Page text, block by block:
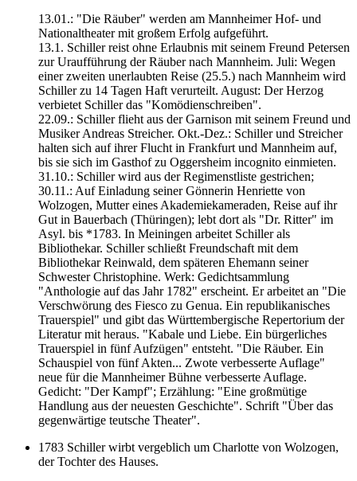
13.01.: "Die Räuber" werden am Mannheimer Hof- und
Nationaltheater mit großem Erfolg aufgeführt.
13.1. Schiller reist ohne Erlaubnis mit seinem Freund Petersen
zur Uraufführung der Räuber nach Mannheim. Juli: Wegen
einer zweiten unerlaubten Reise (25.5.) nach Mannheim wird
Schiller zu 14 Tagen Haft verurteilt. August: Der Herzog
verbietet Schiller das "Komödienschreiben".
22.09.: Schiller flieht aus der Garnison mit seinem Freund und
Musiker Andreas Streicher. Okt.-Dez.: Schiller und Streicher
halten sich auf ihrer Flucht in Frankfurt und Mannheim auf,
bis sie sich im Gasthof zu Oggersheim incognito einmieten.
31.10.: Schiller wird aus der Regimenstliste gestrichen;
30.11.: Auf Einladung seiner Gönnerin Henriette von
Wolzogen, Mutter eines Akademiekameraden, Reise auf ihr
Gut in Bauerbach (Thüringen); lebt dort als "Dr. Ritter" im
Asyl. bis *1783. In Meiningen arbeitet Schiller als
Bibliothekar. Schiller schließt Freundschaft mit dem
Bibliothekar Reinwald, dem späteren Ehemann seiner
Schwester Christophine. Werk: Gedichtsammlung
"Anthologie auf das Jahr 1782" erscheint. Er arbeitet an "Die
Verschwörung des Fiesco zu Genua. Ein republikanisches
Trauerspiel" und gibt das Württembergische Repertorium der
Literatur mit heraus. "Kabale und Liebe. Ein bürgerliches
Trauerspiel in fünf Aufzügen" entsteht. "Die Räuber. Ein
Schauspiel von fünf Akten... Zwote verbesserte Auflage"
neue für die Mannheimer Bühne verbesserte Auflage.
Gedicht: "Der Kampf"; Erzählung: "Eine großmütige
Handlung aus der neuesten Geschichte". Schrift "Über das
gegenwärtige teutsche Theater".
1783 Schiller wirbt vergeblich um Charlotte von Wolzogen,
der Tochter des Hauses.